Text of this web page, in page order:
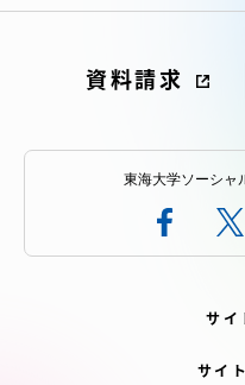
資料請求
東海大学ソーシャ
サイ
サイ